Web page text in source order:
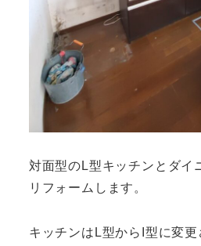
対面型のL型キッチンとダイ
リフォームします。
キッチンはL型からI型に変更